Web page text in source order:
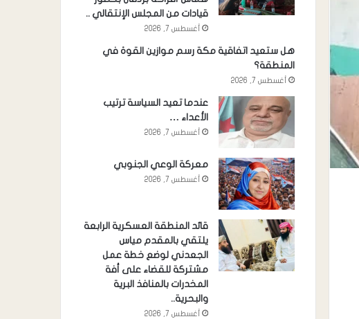
قيادات من المجلس الإنتقالي ..
أغسطس 7, 2026
هل ستعيد اتفاقية مكة رسم موازين القوة في
المنطقة؟
أغسطس 7, 2026
عندما تعيد السياسة ترتيب
الأعداء …
أغسطس 7, 2026
معركة الوعي الجنوبي
أغسطس 7, 2026
قائد المنطقة العسكرية الرابعة
يلتقي بالمقدم مياس
الجعدني لوضع خطة عمل
مشتركة للقضاء على أفة
المخدرات بالمنافذ البرية
والبحرية..
أغسطس 7, 2026